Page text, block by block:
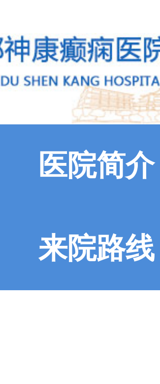
医院简介
来院路线